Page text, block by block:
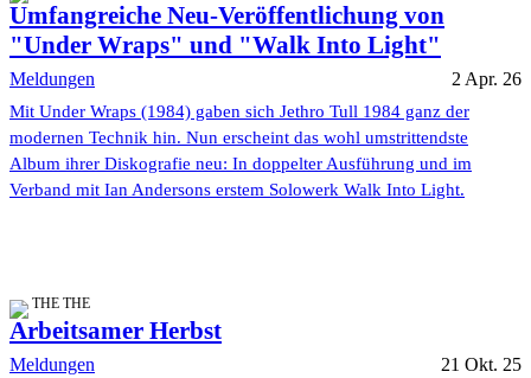
Umfangreiche Neu-Veröffentlichung von
"Under Wraps" und "Walk Into Light"
Meldungen 2 Apr. 26
Mit Under Wraps (1984) gaben sich Jethro Tull 1984 ganz der
modernen Technik hin. Nun erscheint das wohl umstrittendste
Album ihrer Diskografie neu: In doppelter Ausführung und im
Verband mit Ian Andersons erstem Solowerk Walk Into Light.
THE THE
Arbeitsamer Herbst
Meldungen 21 Okt. 25